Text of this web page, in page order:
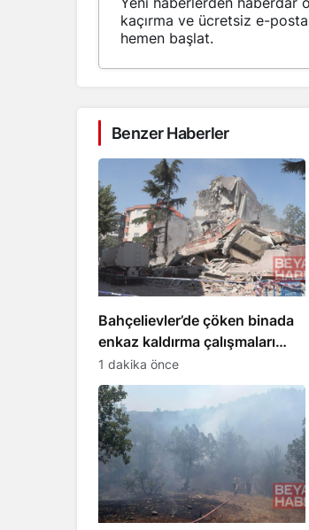
kaçırma ve ücretsiz e-
hemen başlat.
Benzer Haberler
Bahçelievler’de çöken binada
enkaz kaldırma çalışmaları
devam ediyor
1 dakika önce